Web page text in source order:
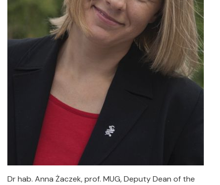
Dr hab. Anna Żaczek, prof. MUG, Deputy Dean of the